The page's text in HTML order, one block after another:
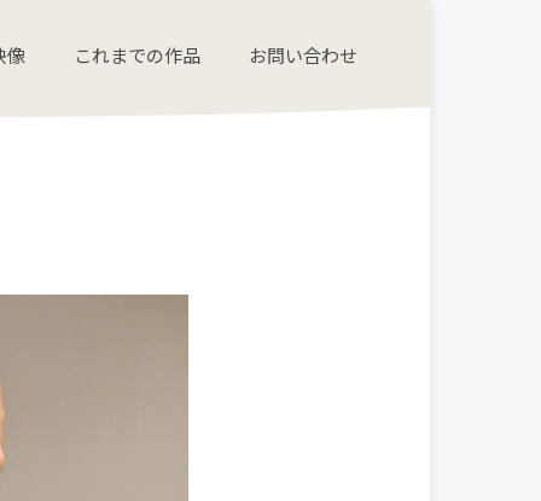
像 これまでの作品 お問い合わせ